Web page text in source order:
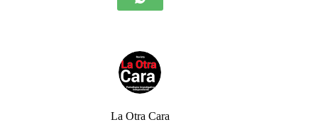
La Otra Cara